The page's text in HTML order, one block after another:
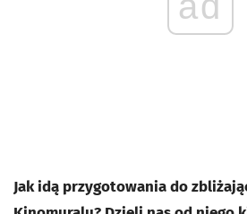
Jak idą przygotowania do